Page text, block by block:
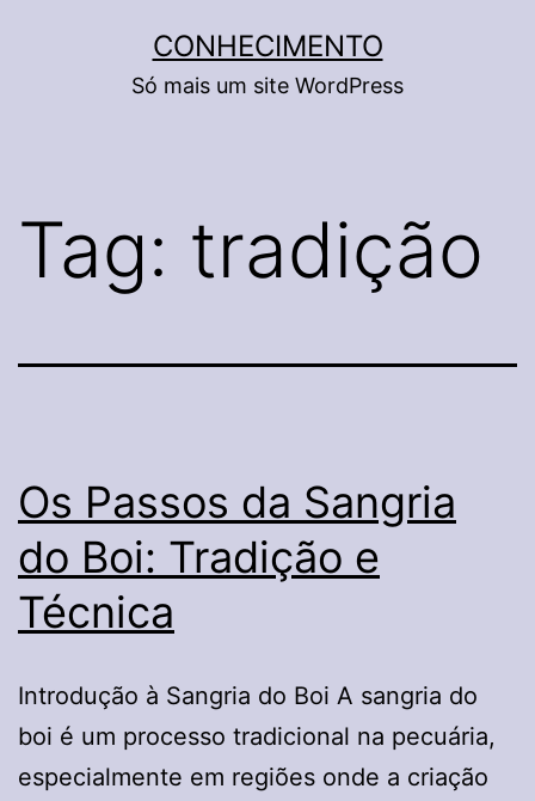
CONHECIMENTO
Só mais um site WordPress
Tag: tradição
Os Passos da Sangria
do Boi: Tradição e
Técnica
Introdução à Sangria do Boi A sangria do
boi é um processo tradicional na pecuária,
especialmente em regiões onde a criação